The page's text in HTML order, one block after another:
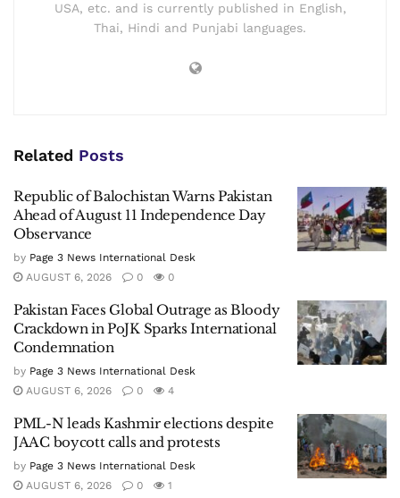
USA, etc. and is currently published in English,
Thai, Hindi and Punjabi languages.
Related Posts
Republic of Balochistan Warns Pakistan
Ahead of August 11 Independence Day
Observance
by Page 3 News International Desk
AUGUST 6, 2026
0 0
Pakistan Faces Global Outrage as Bloody
Crackdown in PoJK Sparks International
Condemnation
by Page 3 News International Desk
AUGUST 6, 2026
0 4
PML-N leads Kashmir elections despite
JAAC boycott calls and protests
by Page 3 News International Desk
AUGUST 6, 2026
0 1